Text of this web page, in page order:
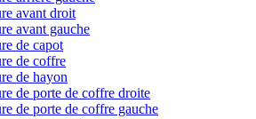
avant droit
avant gauche
de capot
de coffre
de hayon
de porte de coffre droite
de porte de coffre gauche